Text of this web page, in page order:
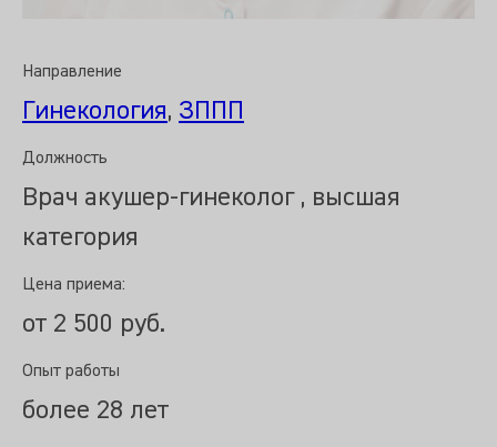
Направление
Гинекология, ЗППП
Должность
Врач акушер-гинеколог , высшая
категория
Цена приема:
от 2 500 руб.
Опыт работы
более 28 лет